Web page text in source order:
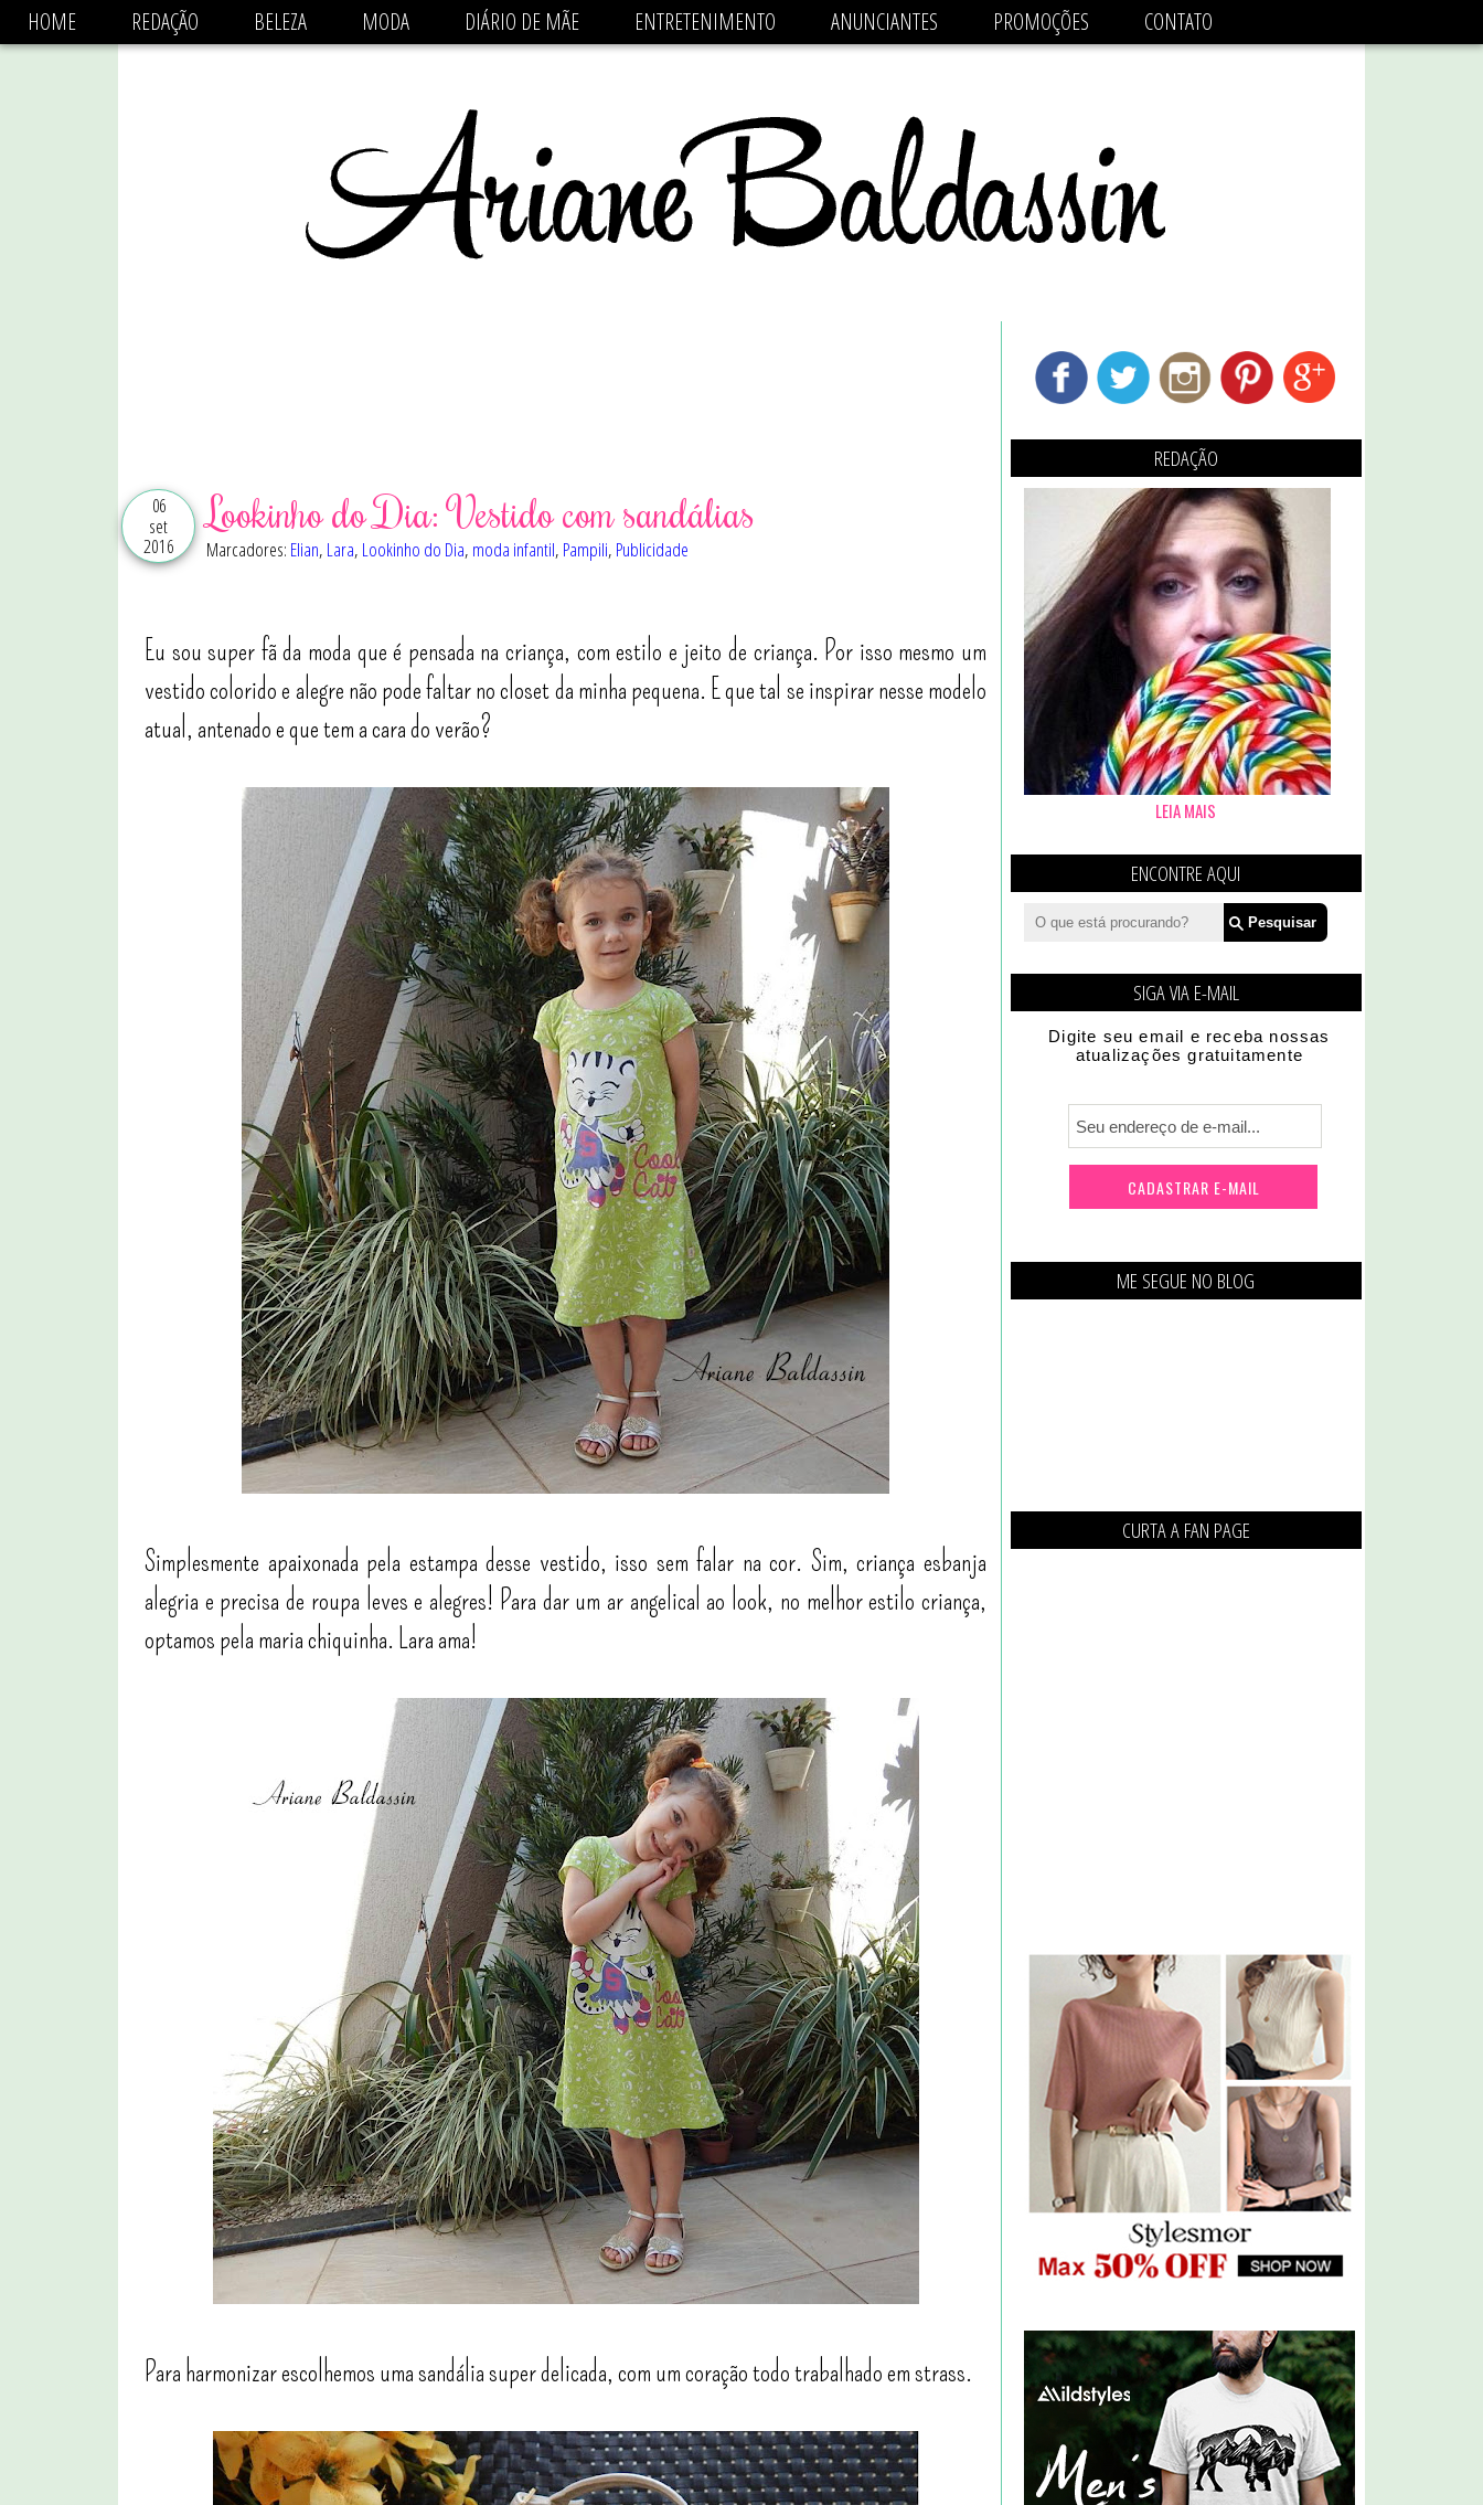
async='async' data-ad-client='ca-pub-1470782825684808' src='https://pagead2.googlesyndication.com/pagead/js/adsbygoogle.js'/>
HOME REDAÇÃO BELEZA MODA DIÁRIO DE MÃE ENTRETENIMENTO ANUNCIANTES PROMOÇÕES CONTATO
06
set
2016
Lookinho do Dia: Vestido com sandálias
Marcadores: Elian, Lara, Lookinho do Dia, moda infantil, Pampili, Publicidade
Eu sou super fã da moda que é pensada na criança, com estilo e jeito de criança. Por isso mesmo um
vestido colorido e alegre não pode faltar no closet da minha pequena. E que tal se inspirar nesse modelo
atual, antenado e que tem a cara do verão?
Simplesmente apaixonada pela estampa desse vestido, isso sem falar na cor. Sim, criança esbanja
alegria e precisa de roupa leves e alegres! Para dar um ar angelical ao look, no melhor estilo criança,
optamos pela maria chiquinha. Lara ama!
Para harmonizar escolhemos uma sandália super delicada, com um coração todo trabalhado em strass.
REDAÇÃO
LEIA MAIS
ENCONTRE AQUI
SIGA VIA E-MAIL
Digite seu email e receba nossas
atualizações gratuitamente
ME SEGUE NO BLOG
CURTA A FAN PAGE